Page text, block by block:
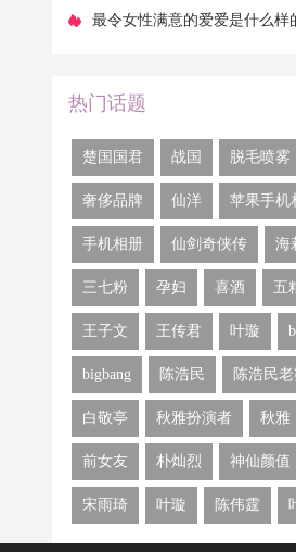
被子，儿子和同学衣不蔽体
最令女性满意的爱爱是什么样
热门话题
楚国国君 ​战国 ​脱毛喷雾
奢侈品牌 ​仙洋 苹果手机
手机相册 ​仙剑奇侠传 海
三七粉 ​孕妇 喜酒 五
​王子文 ​王传君 叶璇
​bigbang ​陈浩民 陈浩民老
​白敬亭 ​秋雅扮演者 ​秋雅
前女友 ​朴灿烈 神仙颜值
​宋雨琦 ​叶璇 ​陈伟霆